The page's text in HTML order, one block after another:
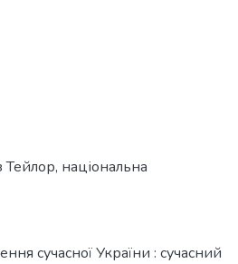
Тейлор, національна
сучасної України : сучасний